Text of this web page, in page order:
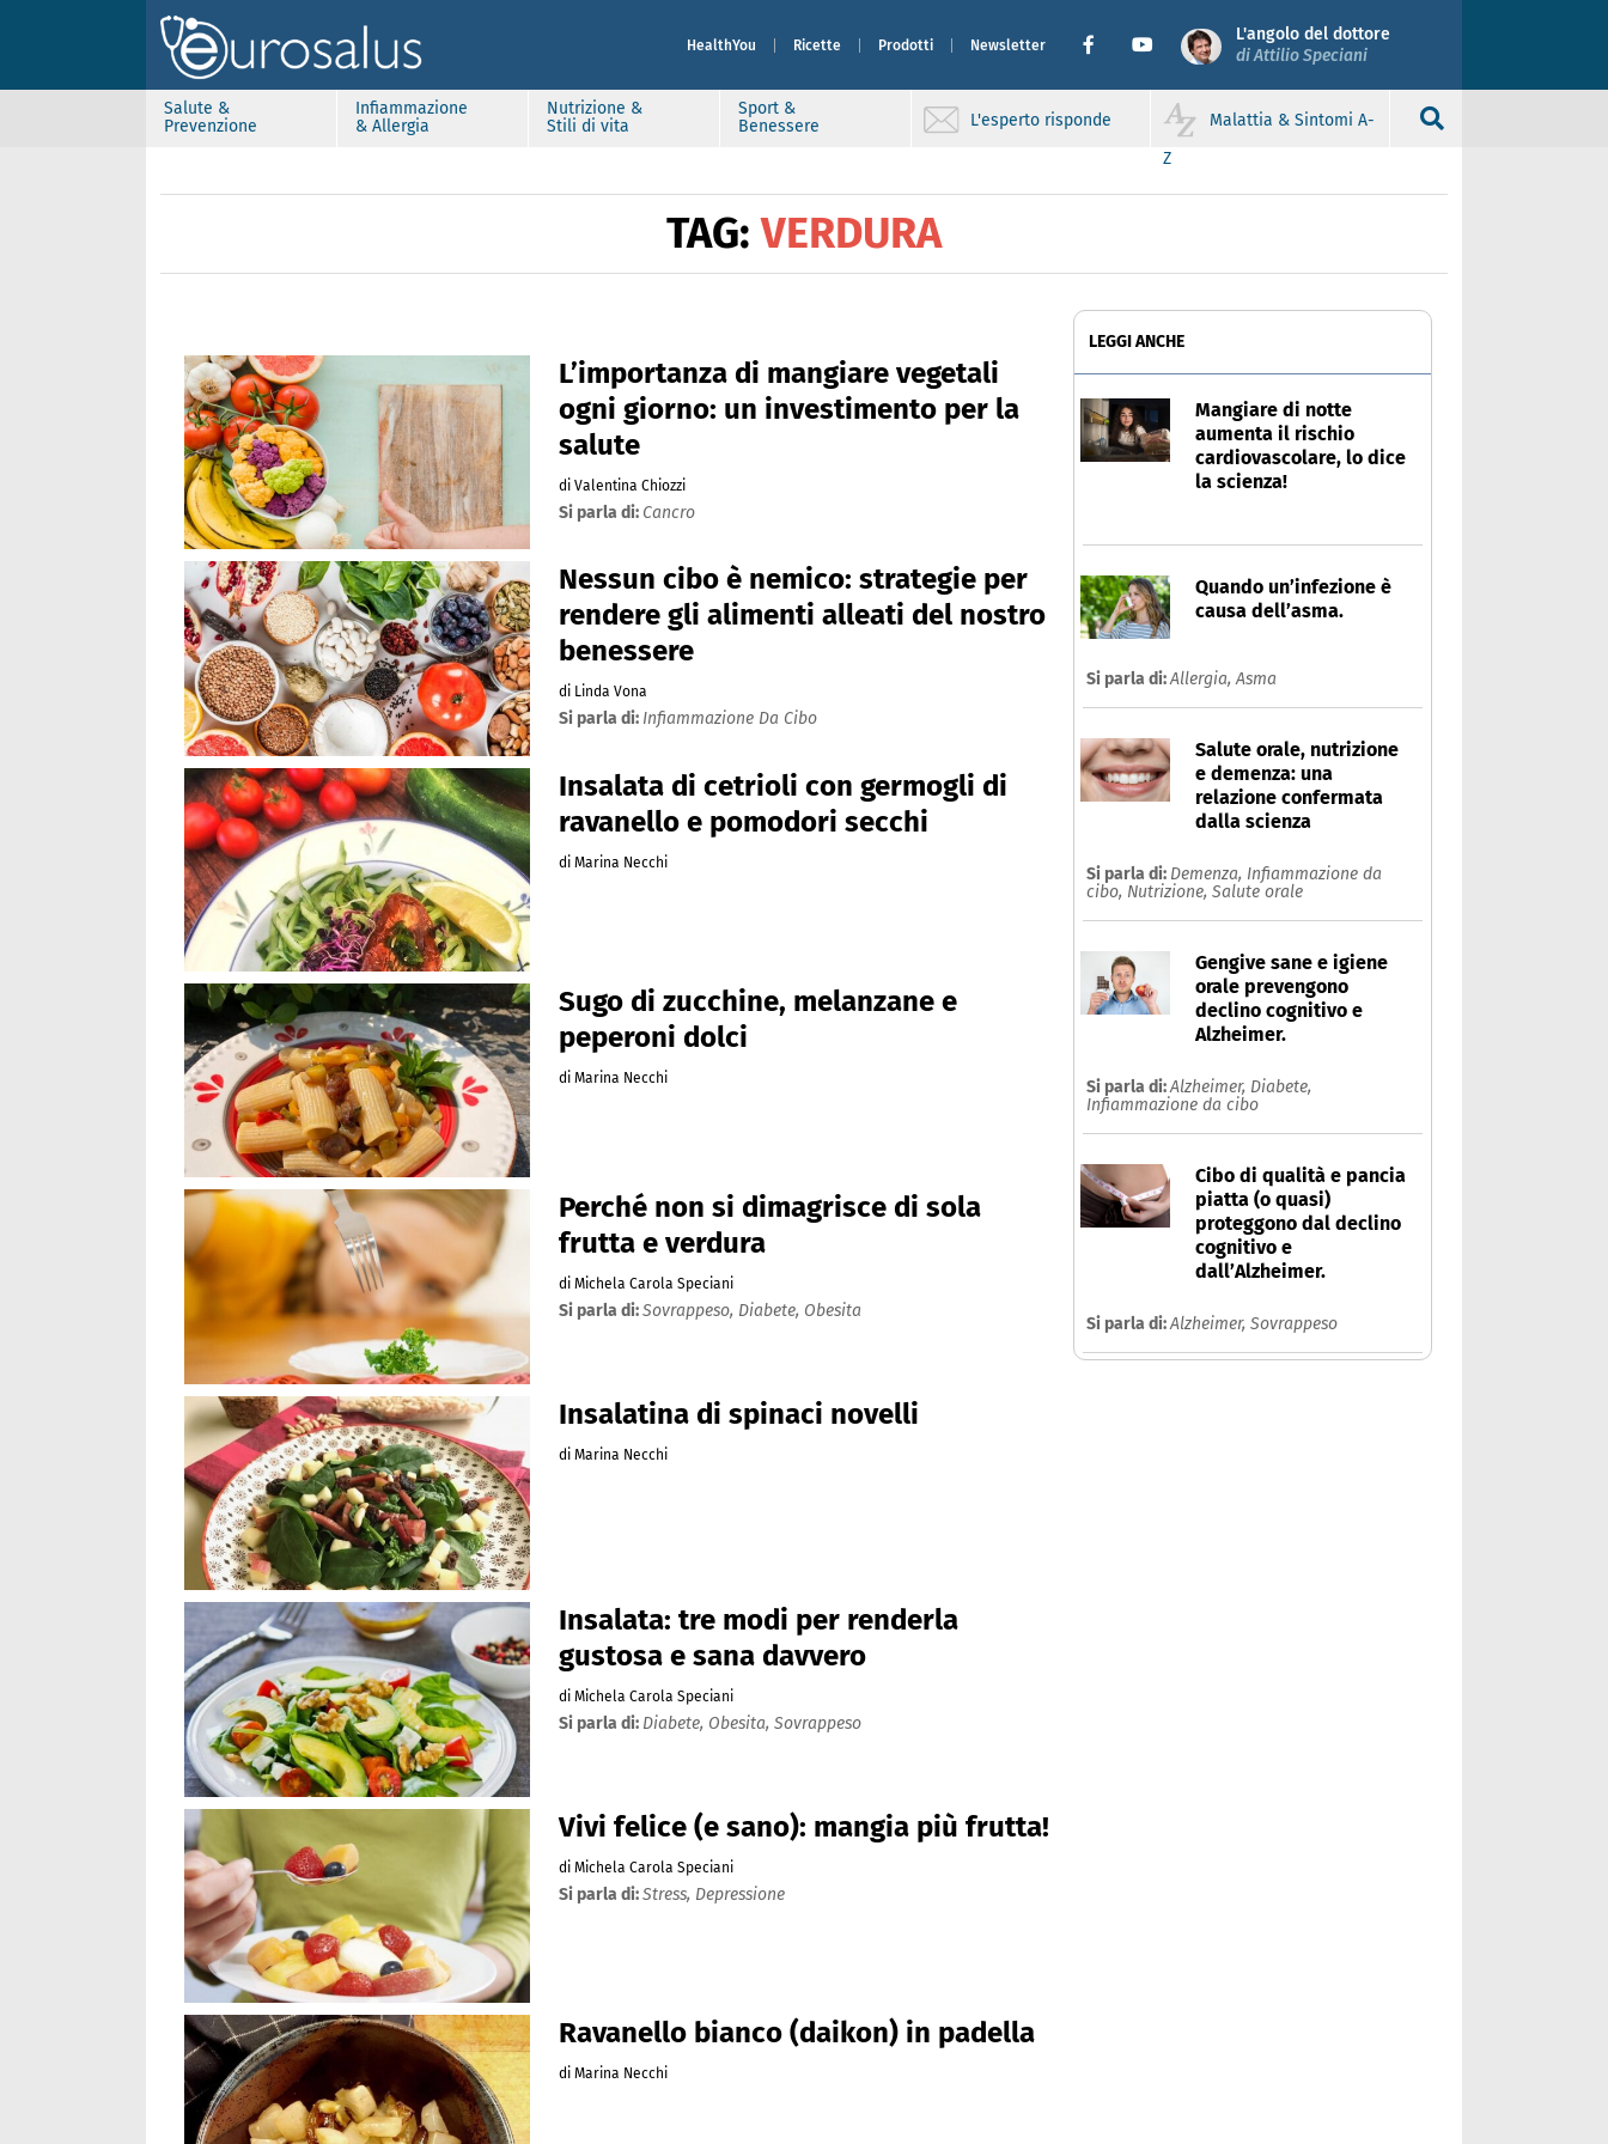
HealthYou Ricette Prodotti Newsletter
L'angolo del dottore
di Attilio Speciani
Salute &
Prevenzione
Infiammazione
& Allergia
Nutrizione &
Stili di vita
Sport &
Benessere
L'esperto risponde
Malattia & Sintomi A-
Z
TAG: VERDURA
L’importanza di mangiare vegetali
ogni giorno: un investimento per la
salute
di Valentina Chiozzi
Si parla di: Cancro
Nessun cibo è nemico: strategie per
rendere gli alimenti alleati del nostro
benessere
di Linda Vona
Si parla di: Infiammazione Da Cibo
Insalata di cetrioli con germogli di
ravanello e pomodori secchi
di Marina Necchi
Sugo di zucchine, melanzane e
peperoni dolci
di Marina Necchi
Perché non si dimagrisce di sola
frutta e verdura
di Michela Carola Speciani
Si parla di:Sovrappeso, Diabete, Obesita
Insalatina di spinaci novelli
di Marina Necchi
Insalata: tre modi per renderla
gustosa e sana davvero
di Michela Carola Speciani
Si parla di: Diabete, Obesita, Sovrappeso
Vivi felice (e sano): mangia più frutta!
di Michela Carola Speciani
Si parla di:Stress, Depressione
Ravanello bianco (daikon) in padella
di Marina Necchi
LEGGI ANCHE
Mangiare di notte
aumenta il rischio
cardiovascolare, lo dice
la scienza!
Quando un’infezione è
causa dell’asma.
Si parla di:Allergia,Asma
Salute orale, nutrizione
e demenza: una
relazione confermata
dalla scienza
Si parla di: Demenza, Infiammazione da
cibo, Nutrizione, Salute orale
Gengive sane e igiene
orale prevengono
declino cognitivo e
Alzheimer.
Si parla di:Alzheimer, Diabete,
Infiammazione da cibo
Cibo di qualità e pancia
piatta (o quasi)
proteggono dal declino
cognitivo e
dall’Alzheimer.
Si parla di:Alzheimer, Sovrappeso